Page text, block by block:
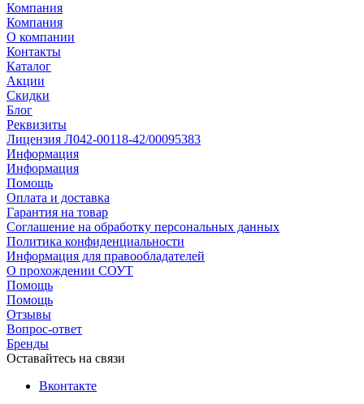
Компания
Компания
О компании
Контакты
Каталог
Акции
Скидки
Блог
Реквизиты
Лицензия Л042-00118-42/00095383
Информация
Информация
Помощь
Оплата и доставка
Гарантия на товар
Соглашение на обработку персональных данных
Политика конфиденциальности
Информация для правообладателей
О прохождении СОУТ
Помощь
Помощь
Отзывы
Вопрос-ответ
Бренды
Оставайтесь на связи
Вконтакте